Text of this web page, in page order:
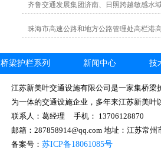
齐鲁交通发展集团济南、日照跨越敏感水
珠海市高速公路和地方公路管理处高栏港
桥梁护栏系列 新闻中心 技
江苏新美叶交通设施有限公司是一家集桥
为一体的交通设施企业，多年来江苏新美叶
联系人：葛经理 手机： 13706128870
邮箱：287858914@qq.com 地址：江苏常州
备案号： 苏ICP备18061085号